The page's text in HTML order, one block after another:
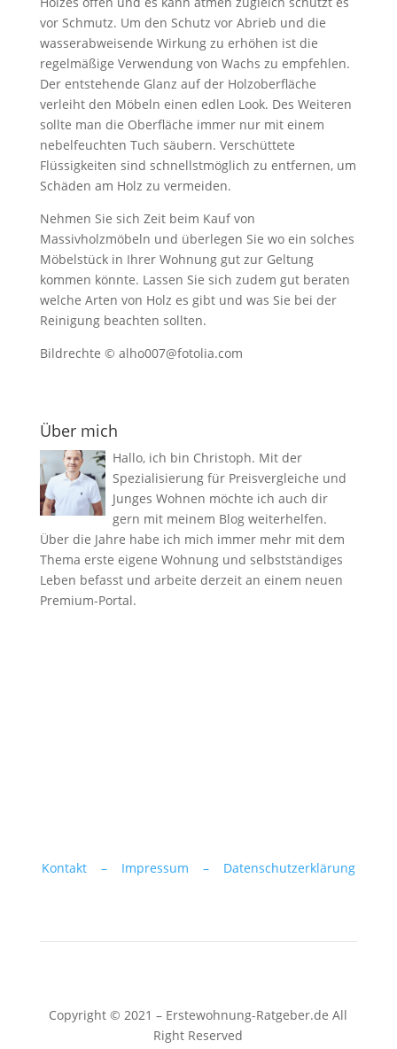
vor Schmutz. Um den Schutz vor Abrieb und die
wasserabweisende Wirkung zu erhöhen ist die
regelmäßige Verwendung von Wachs zu empfehlen.
Der entstehende Glanz auf der Holzoberfläche
verleiht den Möbeln einen edlen Look. Des Weiteren
sollte man die Oberfläche immer nur mit einem
nebelfeuchten Tuch säubern. Verschüttete
Flüssigkeiten sind schnellstmöglich zu entfernen, um
Schäden am Holz zu vermeiden.
Nehmen Sie sich Zeit beim Kauf von
Massivholzmöbeln und überlegen Sie wo ein solches
Möbelstück in Ihrer Wohnung gut zur Geltung
kommen könnte. Lassen Sie sich zudem gut beraten
welche Arten von Holz es gibt und was Sie bei der
Reinigung beachten sollten.
Bildrechte © alho007@fotolia.com
Über mich
Hallo, ich bin Christoph. Mit der
Spezialisierung für Preisvergleiche und
Junges Wohnen möchte ich auch dir
gern mit meinem Blog weiterhelfen.
Über die Jahre habe ich mich immer mehr mit dem
Thema erste eigene Wohnung und selbstständiges
Leben befasst und arbeite derzeit an einem neuen
Premium-Portal.
Kontakt – Impressum – Datenschutzerklärung
Copyright © 2021 – Erstewohnung-Ratgeber.de All
Right Reserved